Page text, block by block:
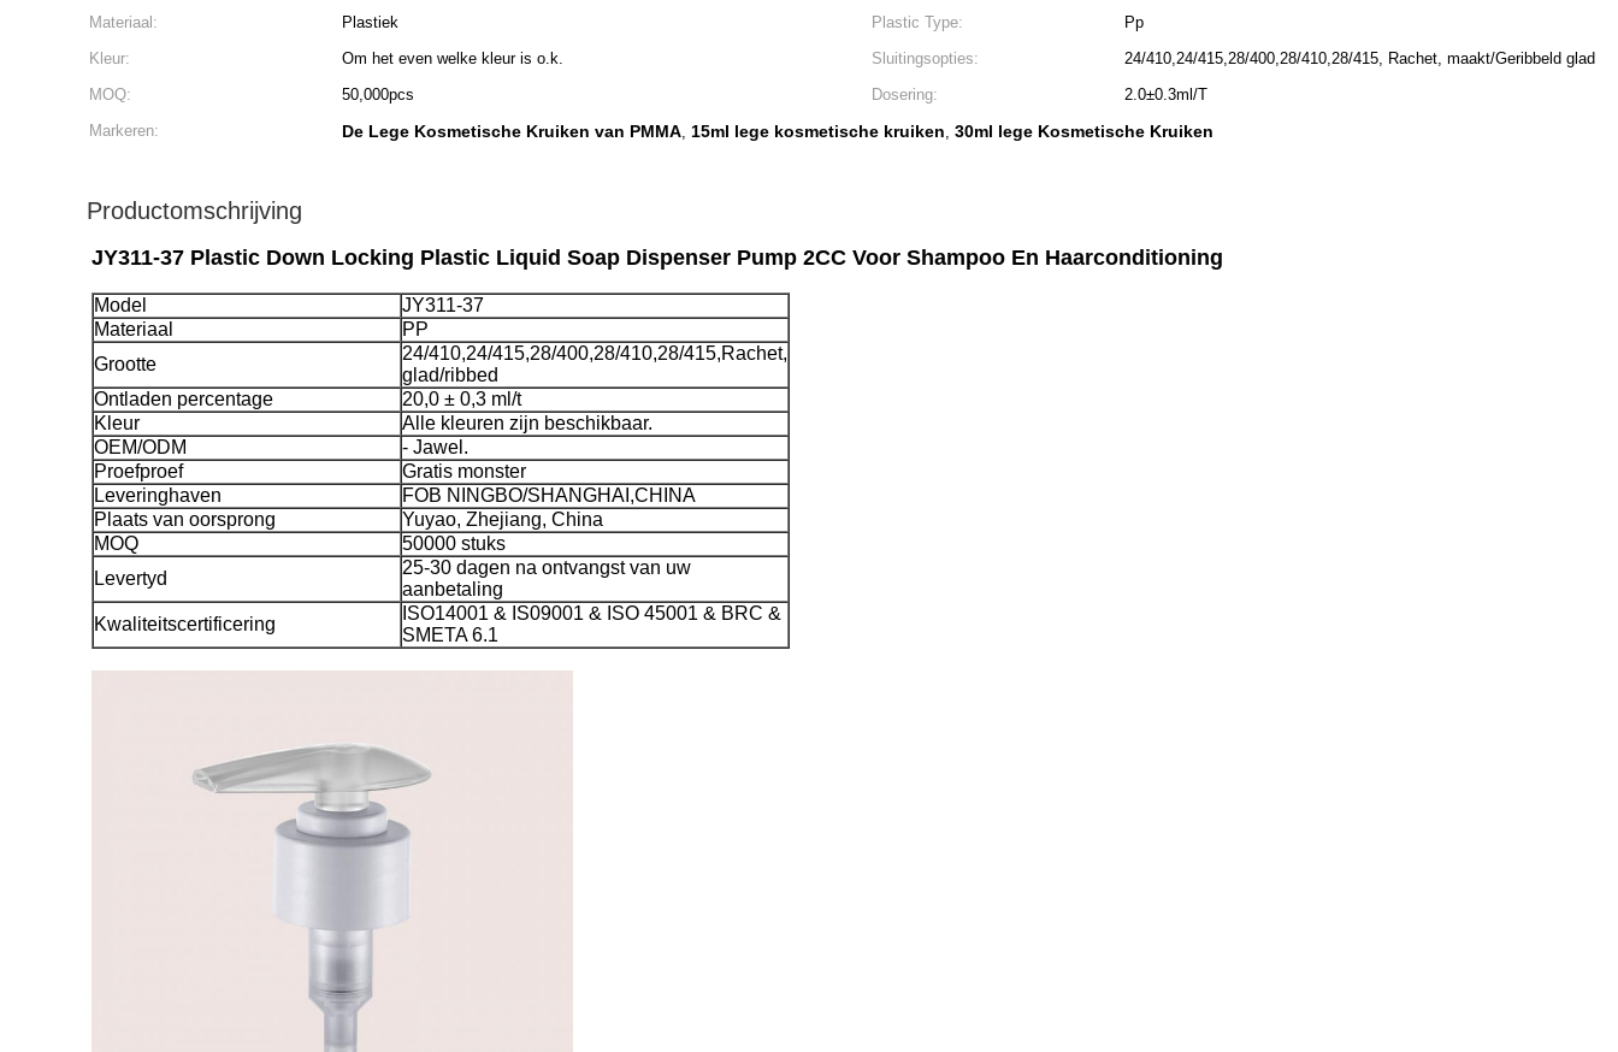
Materiaal: Plastiek Plastic Type:
Pp
Kleur:
Om het even welke kleur is o.k. Sluitingsopties:
24/410,24/415,28/400,28/410,28/415, Rachet, maakt/Geribbeld glad
MOQ:
50,000pcs Dosering:
2.0±0.3ml/T
Markeren:
De Lege Kosmetische Kruiken van PMMA, 15ml lege kosmetische kruiken, 30ml lege Kosmetische Kruiken
Productomschrijving
JY311-37 Plastic Down Locking Plastic Liquid Soap Dispenser Pump 2CC Voor Shampoo En Haarconditioning
Model
JY311-37
Materiaal
PP
Grootte
24/410,24/415,28/400,28/410,28/415,Rachet,
glad/ribbed
Ontladen percentage
20,0 ± 0,3 ml/t
Kleur
Alle kleuren zijn beschikbaar.
OEM/ODM
- Jawel.
Proefproef
Gratis monster
Leveringhaven
FOB NINGBO/SHANGHAI,CHINA
Plaats van oorsprong
Yuyao, Zhejiang, China
MOQ
50000 stuks
Levertyd
25-30 dagen na ontvangst van uw
aanbetaling
Kwaliteitscertificering
ISO14001 & IS09001 & ISO 45001 & BRC &
SMETA 6.1